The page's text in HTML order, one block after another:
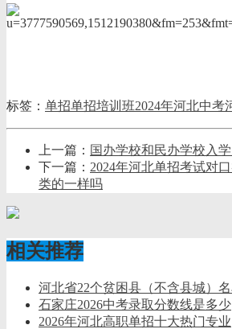
标签： 单招单招培训班2024年河北中考
上一篇： 国办学校和民办学校入
下一篇： 2024年河北单招考试对
类的一样吗
相关推荐
河北省22个贫困县（不含县城）
石家庄2026中考录取分数线是多少
2026年河北高职单招十大热门专业